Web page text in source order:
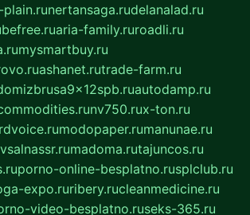
plain.runertansaga.rudelanalad.ru
aria-family.ruroadli.ru
mysmartbuy.ru
ashanet.rutrade-farm.ru
autodamp.ru
nv750.rux-ton.ru
modopaper.rumanunae.ru
madoma.rutajuncos.ru
porno-online-besplatno.rusplclub.ru
expo.ruribery.rucleanmedicine.ru
video-besplatno.ruseks-365.ru